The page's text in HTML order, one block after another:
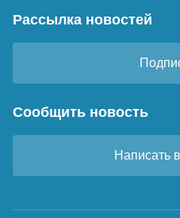
Рассылка новостей
Сообщить новость
Написать